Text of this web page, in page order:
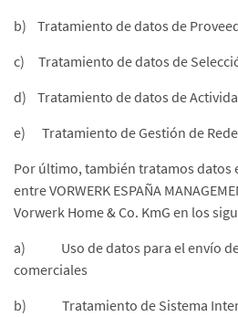
b) Tratamiento de datos de
c) Tratamiento de datos de
d) Tratamiento de datos de
e) Tratamiento de Gestión de
Por último, también tratamos datos
entre VORWERK ESPAÑA
Vorwerk Home & Co. KmG en los
a) Uso de datos para el envío de
comerciales
b) Tratamiento de Sistema